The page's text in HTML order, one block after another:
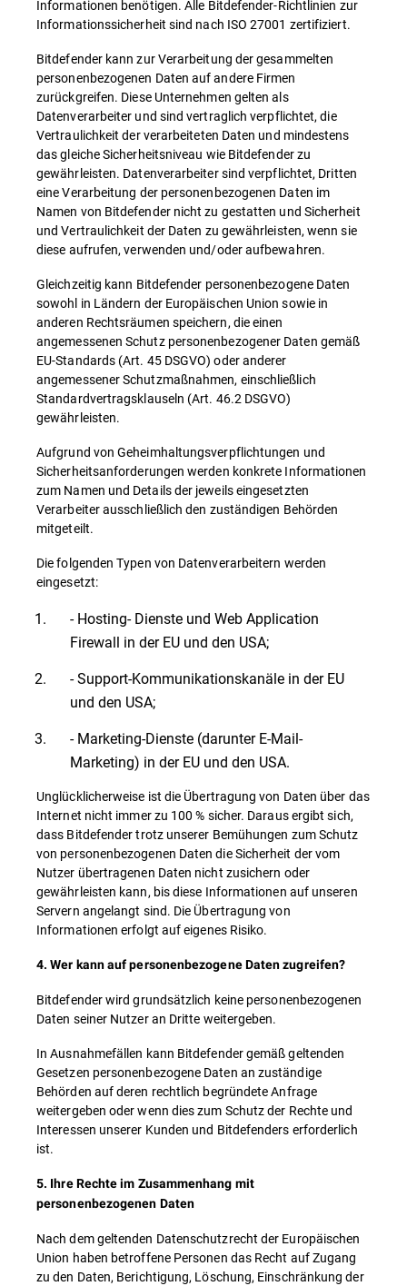
Informationen benötigen. Alle Bitdefender-Richtlinien zur
Informationssicherheit sind nach ISO 27001 zertifiziert.
Bitdefender kann zur Verarbeitung der gesammelten
personenbezogenen Daten auf andere Firmen
zurückgreifen. Diese Unternehmen gelten als
Datenverarbeiter und sind vertraglich verpflichtet, die
Vertraulichkeit der verarbeiteten Daten und mindestens
das gleiche Sicherheitsniveau wie Bitdefender zu
gewährleisten. Datenverarbeiter sind verpflichtet, Dritten
eine Verarbeitung der personenbezogenen Daten im
Namen von Bitdefender nicht zu gestatten und Sicherheit
und Vertraulichkeit der Daten zu gewährleisten, wenn sie
diese aufrufen, verwenden und/oder aufbewahren.
Gleichzeitig kann Bitdefender personenbezogene Daten
sowohl in Ländern der Europäischen Union sowie in
anderen Rechtsräumen speichern, die einen
angemessenen Schutz personenbezogener Daten gemäß
EU-Standards (Art. 45 DSGVO) oder anderer
angemessener Schutzmaßnahmen, einschließlich
Standardvertragsklauseln (Art. 46.2 DSGVO)
gewährleisten.
Aufgrund von Geheimhaltungsverpflichtungen und
Sicherheitsanforderungen werden konkrete Informationen
zum Namen und Details der jeweils eingesetzten
Verarbeiter ausschließlich den zuständigen Behörden
mitgeteilt.
Die folgenden Typen von Datenverarbeitern werden
eingesetzt:
- Hosting- Dienste und Web Application
Firewall in der EU und den USA;
- Support-Kommunikationskanäle in der EU
und den USA;
- Marketing-Dienste (darunter E-Mail-
Marketing) in der EU und den USA.
Unglücklicherweise ist die Übertragung von Daten über das
Internet nicht immer zu 100 % sicher. Daraus ergibt sich,
dass Bitdefender trotz unserer Bemühungen zum Schutz
von personenbezogenen Daten die Sicherheit der vom
Nutzer übertragenen Daten nicht zusichern oder
gewährleisten kann, bis diese Informationen auf unseren
Servern angelangt sind. Die Übertragung von
Informationen erfolgt auf eigenes Risiko.
4. Wer kann auf personenbezogene Daten zugreifen?
Bitdefender wird grundsätzlich keine personenbezogenen
Daten seiner Nutzer an Dritte weitergeben.
In Ausnahmefällen kann Bitdefender gemäß geltenden
Gesetzen personenbezogene Daten an zuständige
Behörden auf deren rechtlich begründete Anfrage
weitergeben oder wenn dies zum Schutz der Rechte und
Interessen unserer Kunden und Bitdefenders erforderlich
ist.
5. Ihre Rechte im Zusammenhang mit
personenbezogenen Daten
Nach dem geltenden Datenschutzrecht der Europäischen
Union haben betroffene Personen das Recht auf Zugang
zu den Daten, Berichtigung, Löschung, Einschränkung der